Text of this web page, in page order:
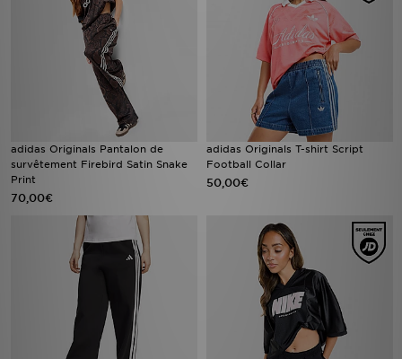
adidas Originals Pantalon de
survêtement Firebird Satin Snake
Print
70,00€
adidas Originals T-shirt Script
Football Collar
50,00€